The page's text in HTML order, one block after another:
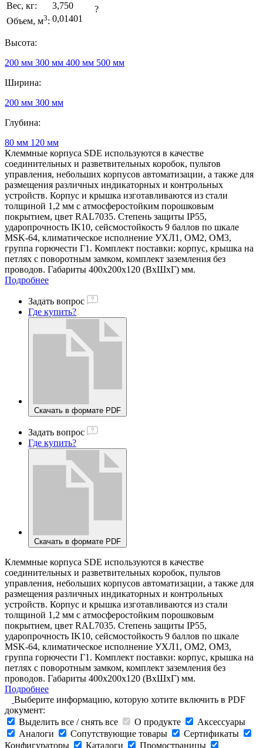
Вес, кг:
3,750
Объем, м3: 0,01401
?
Высота:
200 мм 300 мм 400 мм 500 мм
Ширина:
200 мм 300 мм
Глубина:
80 мм 120 мм
Клеммные корпуса SDE используются в качестве
соединительных и разветвительных коробок, пультов
управления, небольших корпусов автоматизации, а также для
размещения различных индикаторных и контрольных
устройств. Корпус и крышка изготавливаются из стали
толщиной 1,2 мм с атмосферостойким порошковым
покрытием, цвет RAL7035. Степень защиты IP55,
ударопрочность IK10, сейсмостойкость 9 баллов по шкале
MSK-64, климатическое исполнение УХЛ1, ОМ2, ОМ3,
группа горючести Г1. Комплект поставки: корпус, крышка на
петлях c поворотным замком, комплект заземления без
проводов. Габариты 400x200x120 (ВхШхГ) мм.
Подробнее
Задать вопрос
Где купить?
Скачать в формате PDF
Задать вопрос
Где купить?
Скачать в формате PDF
Клеммные корпуса SDE используются в качестве
соединительных и разветвительных коробок, пультов
управления, небольших корпусов автоматизации, а также для
размещения различных индикаторных и контрольных
устройств. Корпус и крышка изготавливаются из стали
толщиной 1,2 мм с атмосферостойким порошковым
покрытием, цвет RAL7035. Степень защиты IP55,
ударопрочность IK10, сейсмостойкость 9 баллов по шкале
MSK-64, климатическое исполнение УХЛ1, ОМ2, ОМ3,
группа горючести Г1. Комплект поставки: корпус, крышка на
петлях c поворотным замком, комплект заземления без
проводов. Габариты 400x200x120 (ВхШхГ) мм.
Подробнее
Выберите информацию, которую хотите включить в PDF
документ:
Выделить все / снять все
О продукте
Аксессуары
Аналоги
Сопутствующие товары
Сертификаты
Конфигураторы
Каталоги Промостраницы